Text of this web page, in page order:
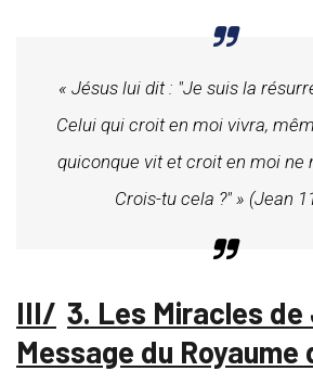
« Jésus lui dit : "Je suis la
Celui qui croit en moi vivra,
quiconque vit et croit en moi ne
Crois-tu cela ?" » (Jean
3. Les Miracles
Message du Royaume